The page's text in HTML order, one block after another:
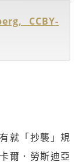
CCBY-
就「抄襲」規
爾．勞斯迪亞